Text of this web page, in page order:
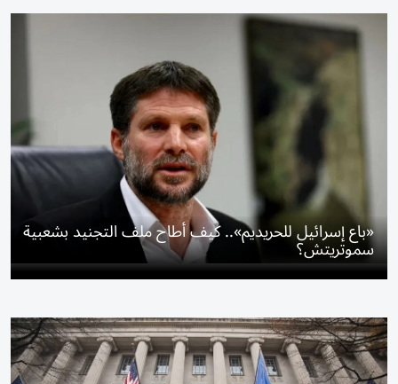
«باع إسرائيل للحريديم».. كيف أطاح ملف التجنيد بشعبية
سموتريتش؟